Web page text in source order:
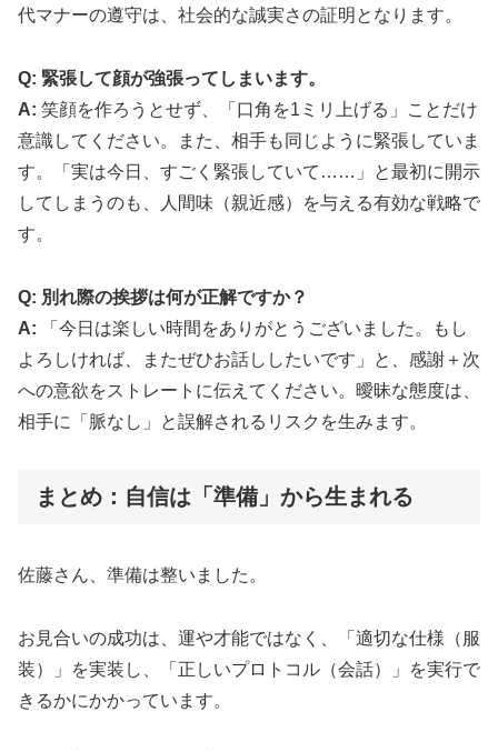
代マナーの遵守は、社会的な誠実さの証明となります。
Q: 緊張して顔が強張ってしまいます。
A: 笑顔を作ろうとせず、「口角を1ミリ上げる」ことだけ
意識してください。また、相手も同じように緊張していま
す。「実は今日、すごく緊張していて……」と最初に開示
してしまうのも、人間味（親近感）を与える有効な戦略で
す。
Q: 別れ際の挨拶は何が正解ですか？
A: 「今日は楽しい時間をありがとうございました。もし
よろしければ、またぜひお話ししたいです」と、感謝＋次
への意欲をストレートに伝えてください。曖昧な態度は、
相手に「脈なし」と誤解されるリスクを生みます。
まとめ：自信は「準備」から生まれる
佐藤さん、準備は整いました。
お見合いの成功は、運や才能ではなく、「適切な仕様（服
装）」を実装し、「正しいプロトコル（会話）」を実行で
きるかにかかっています。